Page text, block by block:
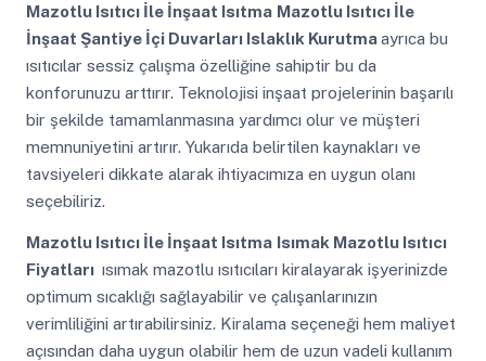
Mazotlu Isıtıcı İle İnşaat Isıtma Mazotlu Isıtıcı İle
İnşaat Şantiye İçi Duvarları Islaklık Kurutmaayrıca bu
ısıtıcılar sessiz çalışma özelliğine sahiptir bu da
konforunuzu arttırır. Teknolojisi inşaat projelerinin başarılı
bir şekilde tamamlanmasına yardımcı olur ve müşteri
memnuniyetini artırır. Yukarıda belirtilen kaynakları ve
tavsiyeleri dikkate alarak ihtiyacımıza en uygun olanı
seçebiliriz.
Mazotlu Isıtıcı İle İnşaat Isıtma Isımak Mazotlu Isıtıcı
Fiyatları ısımak mazotlu ısıtıcıları kiralayarak işyerinizde
optimum sıcaklığı sağlayabilir ve çalışanlarınızın
verimliliğini artırabilirsiniz. Kiralama seçeneği hem maliyet
açısından daha uygun olabilir hem de uzun vadeli kullanım